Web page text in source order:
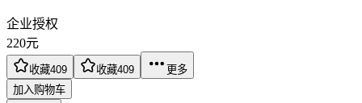
企业授权
220元
收藏409 收藏409
更多
加入购物车